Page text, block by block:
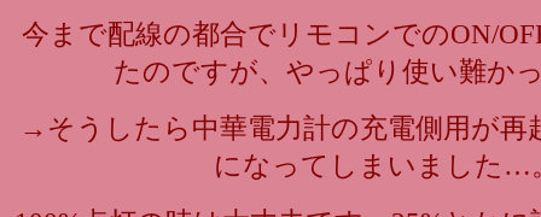
今まで配線の都合でリモコンでのON/
たのですが、やっぱり使い難か
→そうしたら中華電力計の充電側用が再
になってしまいました…